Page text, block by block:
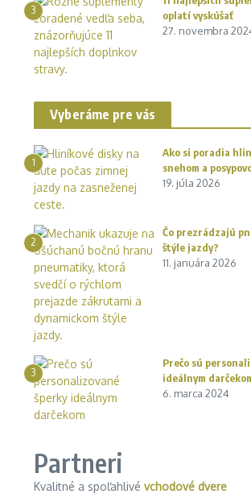
3
oplatí vyskúšať
27. novembra
Vyberáme pre vás
1
Ako si poradia
snehom a
19. júla 2026
2
Čo prezrádzajú
štýle jazdy?
11. januára 2026
3
Prečo sú
ideálnym
6. marca 2024
Partneri
Kvalitné a spoľahlivé vchodové dvere